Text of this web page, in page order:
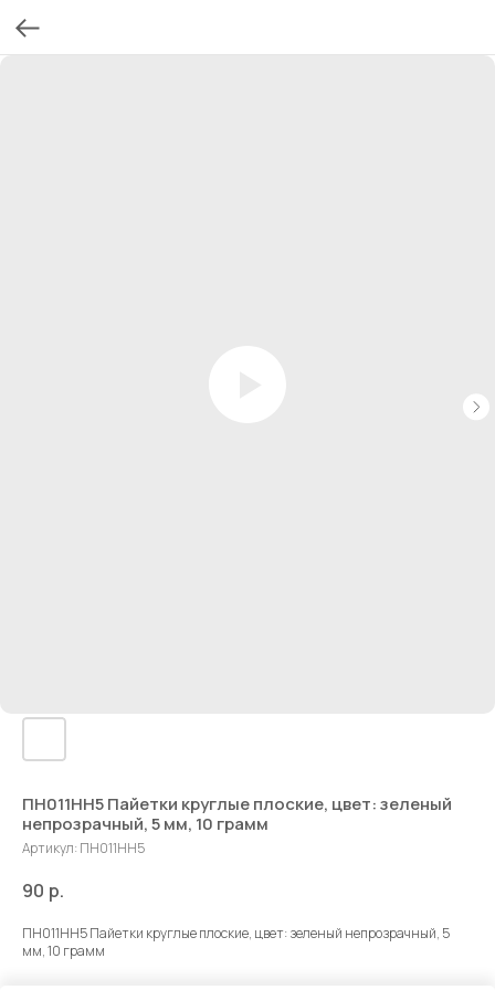
ПН011НН5 Пайетки круглые плоские, цвет: зеленый
непрозрачный, 5 мм, 10 грамм
Артикул: ПН011НН5
90 р.
ПН011НН5 Пайетки круглые плоские, цвет: зеленый непрозрачный, 5
мм, 10 грамм